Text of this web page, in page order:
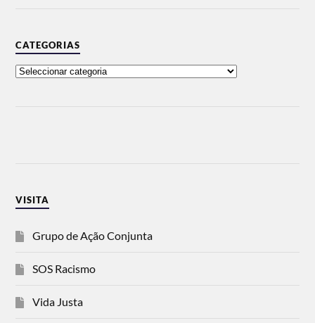
CATEGORIAS
VISITA
Grupo de Ação Conjunta
SOS Racismo
Vida Justa